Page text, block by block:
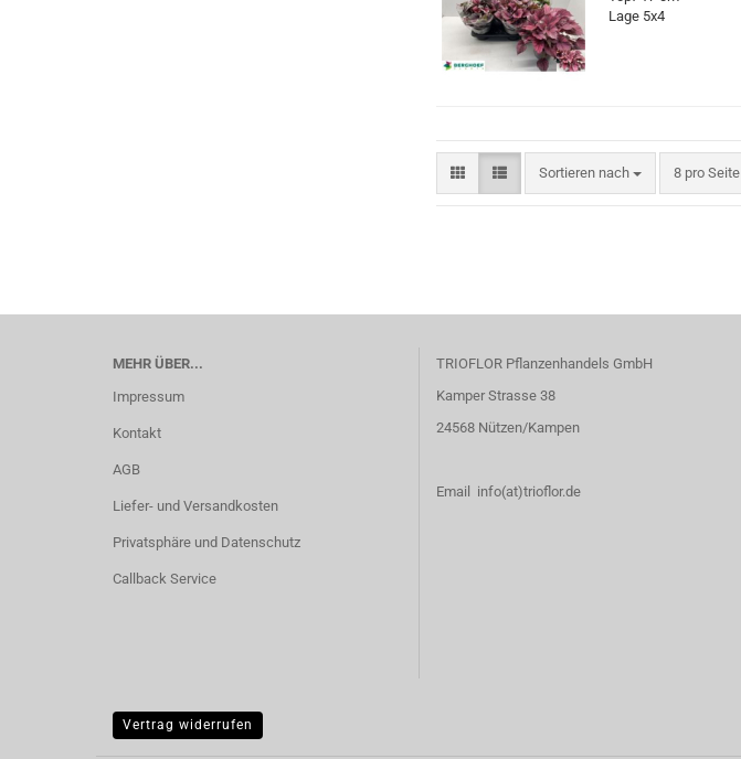
Lage 5x4
Sortieren nach
Sortieren nach 8 pro Seite
pro Seite
MEHR ÜBER...
Impressum
Kontakt
AGB
Liefer- und Versandkosten
Privatsphäre und Datenschutz
Callback Service
TRIOFLOR Pflanzenhandels GmbH
Kamper Strasse 38
24568 Nützen/Kampen
Email info(at)trioflor.de
Vertrag widerrufen